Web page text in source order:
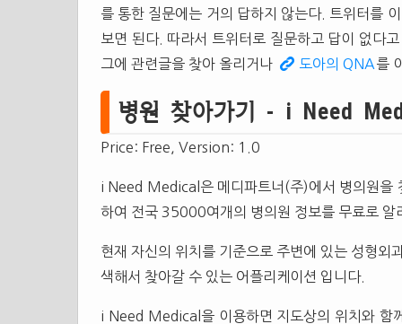
를 통한 질문에는 거의 답하지 않는다. 트위터를
보면 된다. 따라서 트위터로 질문하고 답이 없다
그에 관련글을 찾아 올리거나
도아의 QNA를
병원 찾아가기 - i Need
Price: Free, Version: 1.0
i Need Medical은 메디파트너(주)에서 병의원을
하여 전국 35000여개의 병의원 정보를 무료로 알
현재 자신의 위치를 기준으로 주변에 있는 성형
색해서 찾아갈 수 있는 어플리케이션 입니다.
i Need Medical을 이용하면 지도상의 위치와 함